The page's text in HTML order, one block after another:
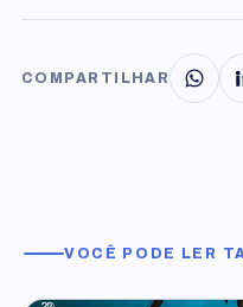
COMPARTILHAR
VOCÊ PODE LER